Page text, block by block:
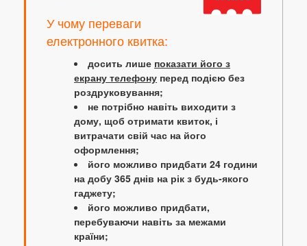
У чому переваги
електронного квитка:
досить лише показати його з
екрану телефону перед подією без
роздруковування;
не потрібно навіть виходити з
дому, щоб отримати квиток, і
витрачати свій час на його
оформлення;
його можливо придбати 24 години
на добу 365 днів на рік з будь-якого
гаджету;
його можливо придбати,
перебуваючи навіть за межами
країни;